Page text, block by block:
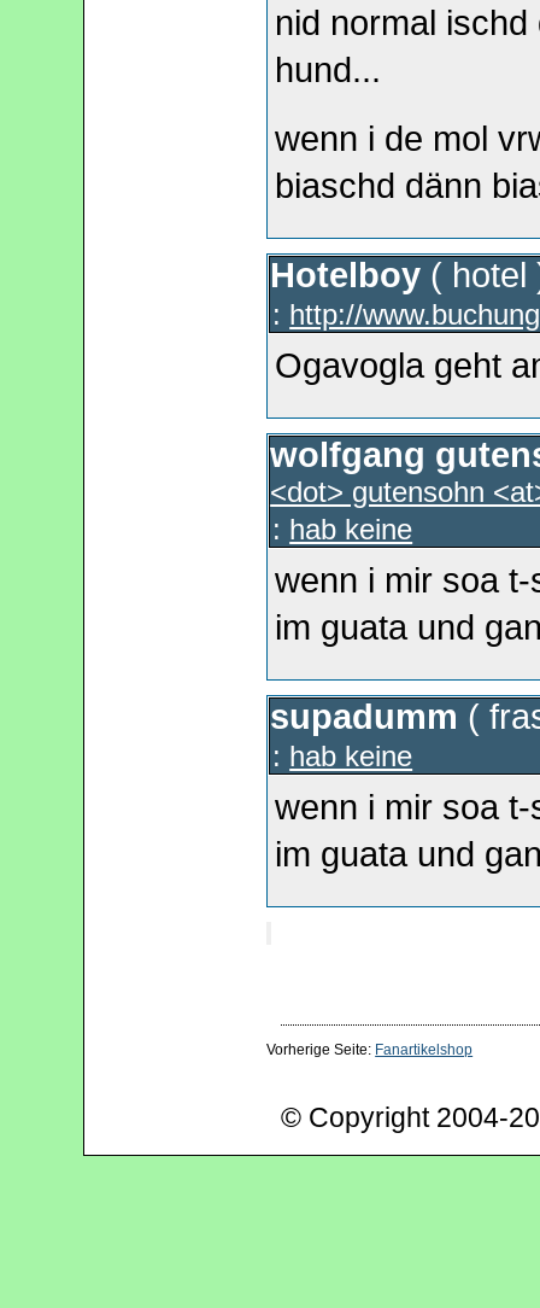
nid normal
hund...
wenn i de mol
biaschd dänn
Hotelboy ( hotel
: http://
Ogavogla geht
wolfgang
<dot> gutensohn
: hab keine
wenn i mir soa
im guata und
supadumm (
: hab keine
wenn i mir soa
im guata und
Vorherige Seite: Fanartikelshop
© Copyright 2004-